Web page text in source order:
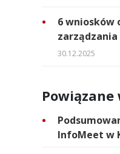
6 wniosków
30.12.2025
Powiązane
InfoMeet w